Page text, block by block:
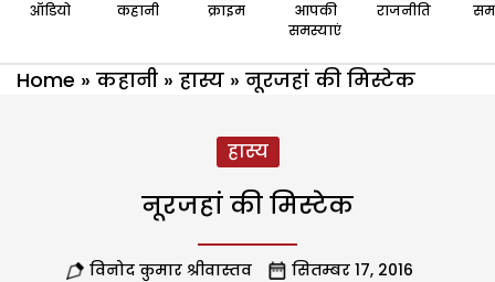
ऑडियो कहानी क्राइम
आपकी
समस्याएं
राजनीति
Home » कहानी » हास्य » नूरजहां की मिस्टेक
हास्य
नूरजहां की मिस्टेक
विनोद कुमार श्रीवास्तव सितम्बर 17, 2016